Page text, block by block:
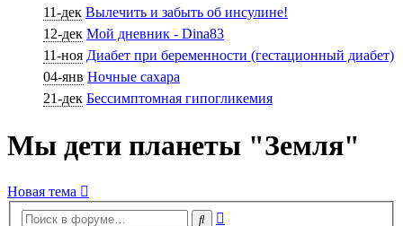
11-дек Вылечить и забыть об инсулине!
12-дек Мой дневник - Dina83
11-ноя Диабет при беременности (гестационный диабет)
04-янв Ночные сахара
21-дек Бессимптомная гипогликемия
Мы дети планеты "Земля"
Новая тема
Поиск